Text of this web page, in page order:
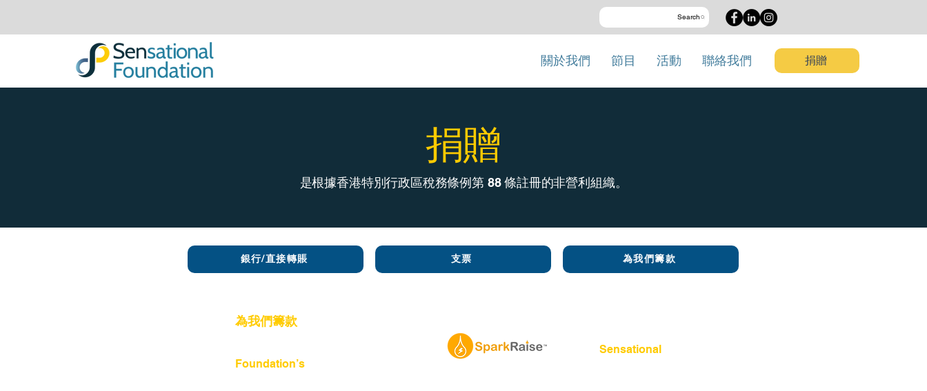
關於我們 節目 活動 聯絡我們 捐贈
Search
捐贈
是根據香港特別行政區稅務條例第 88 條註冊的非營利組織。
銀行/直接轉賬 支票 為我們籌款
為我們籌款​
在我們的合作夥伴平台 上建立一個帳戶，並開始代表 Sensational
Foundation’s